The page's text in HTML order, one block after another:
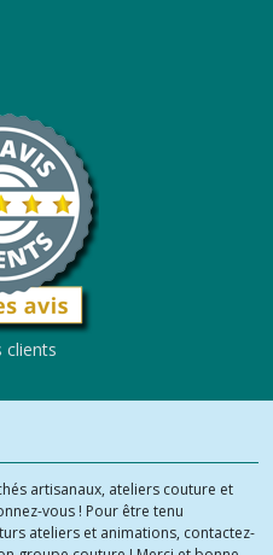
clients
artisanaux, ateliers couture et
vous ! Pour être tenu
ateliers et animations, contactez-